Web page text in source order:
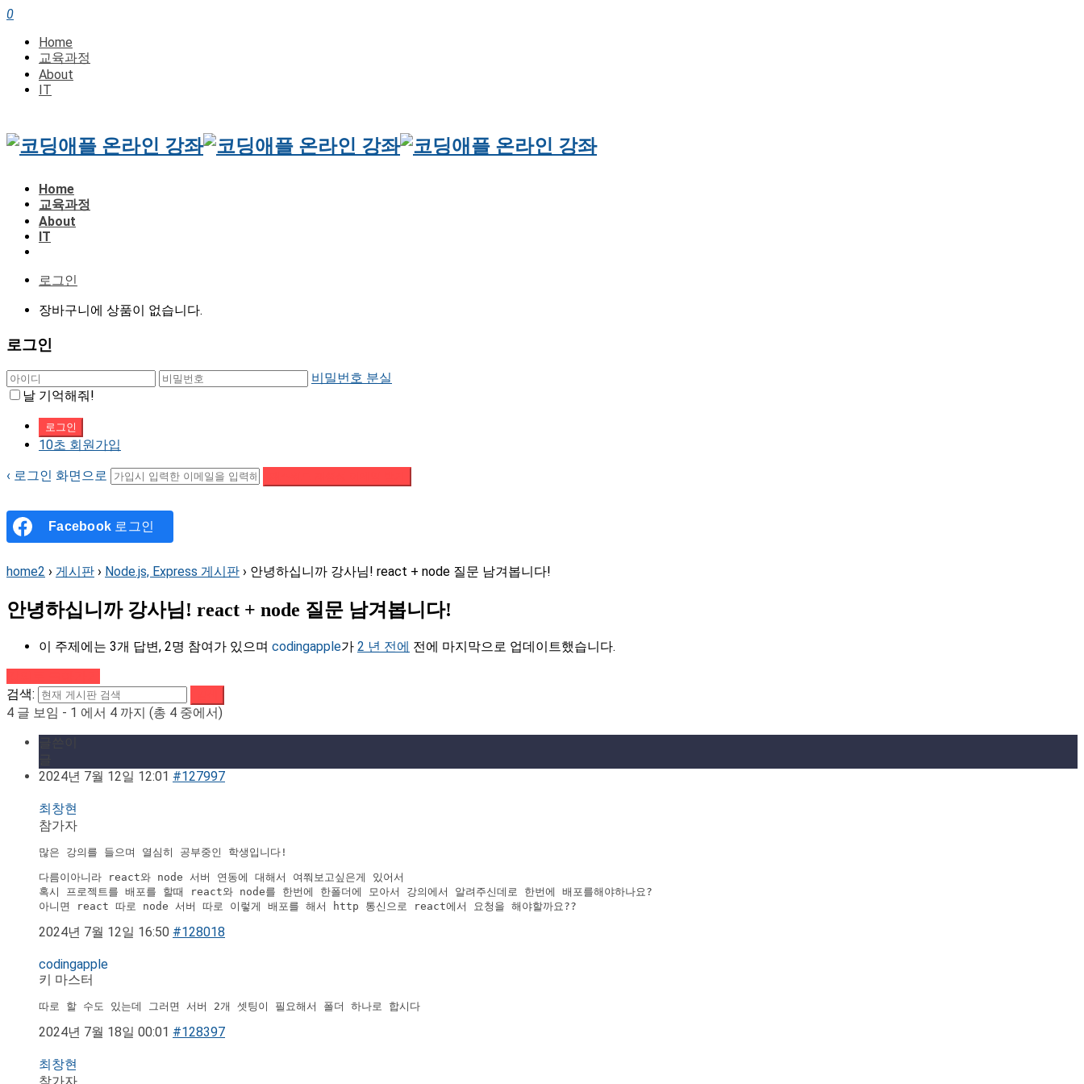
0
Home
교육과정
About
IT
Home
교육과정
About
IT
로그인
장바구니에 상품이 없습니다.
로그인
비밀번호 분실
날 기억해줘!
10초 회원가입
‹ 로그인 화면으로
Facebook 로그인
home2 › 게시판 › Node.js, Express 게시판 › 안녕하십니까 강사님! react + node 질문 남겨봅니다!
안녕하십니까 강사님! react + node 질문 남겨봅니다!
이 주제에는 3개 답변, 2명 참여가 있으며 codingapple가 2 년 전에 전에 마지막으로 업데이트했습니다.
검색:
4 글 보임 - 1 에서 4 까지 (총 4 중에서)
2024년 7월 12일 12:01 #127997
최창현
참가자
많은 강의를 들으며 열심히 공부중인 학생입니다!
다름이아니라 react와 node 서버 연동에 대해서 여쭤보고싶은게 있어서
혹시 프로젝트를 배포를 할때 react와 node를 한번에 한폴더에 모아서 강의에서 알려주신데로 한번에 배포를해야하나요?
아니면 react 따로 node 서버 따로 이렇게 배포를 해서 http 통신으로 react에서 요청을 해야할까요??
2024년 7월 12일 16:50 #128018
codingapple
키 마스터
따로 할 수도 있는데 그러면 서버 2개 셋팅이 필요해서 폴더 하나로 합시다
2024년 7월 18일 00:01 #128397
최창현